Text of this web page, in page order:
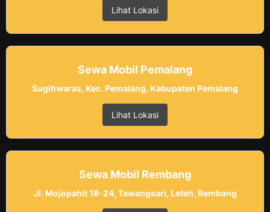
Lihat Lokasi
Sewa Mobil Pemalang
Sugihwaras, Kec. Pemalang, Kabupaten Pemalang
Lihat Lokasi
Sewa Mobil Rembang
Jl. Mojopahit 18-24, Tawangsari, Leteh, Rembang